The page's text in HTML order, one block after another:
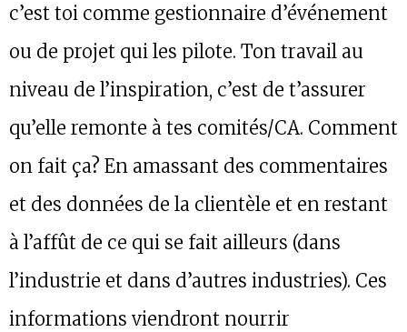
c’est toi comme gestionnaire d’événement
ou de projet qui les pilote. Ton travail au
niveau de l’inspiration, c’est de t’assurer
qu’elle remonte à tes comités/CA. Comment
on fait ça? En amassant des commentaires
et des données de la clientèle et en restant
à l’affût de ce qui se fait ailleurs (dans
l’industrie et dans d’autres industries). Ces
informations viendront nourrir